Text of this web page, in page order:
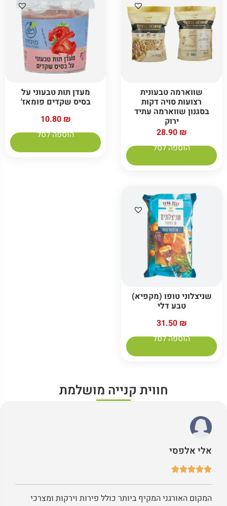
שווארמה טבעונית
רצועות סויה דקות
בסגנון שווארמה עתיד
ירוק
28.90
הוספה לסל
מעדן תות טבעוני על
בסיס שקדים פומאז'
10.80
הוספה לסל
שניצלוני טופו (מקפיא)
טבע דלי
31.50
הוספה לסל
חווית קנייה מושלמת
אלי אלפסי
המקום האורגני המקיף ביותר כולל פירות וירקות ומצרכי